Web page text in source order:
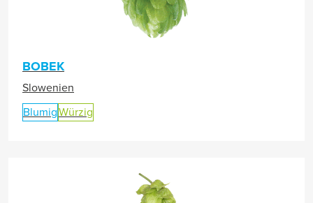
BOBEK
Slowenien
BlumigWürzig